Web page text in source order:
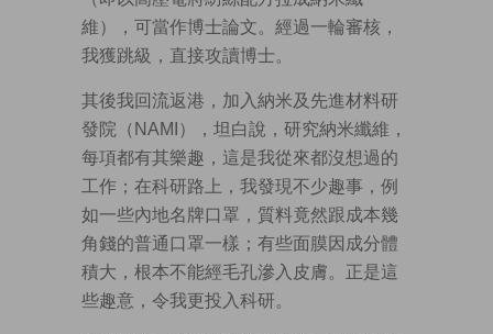
維），可當作博士論文。經過一輪審核，
我獲跳級，直接攻讀博士。
其後我回流返港，加入納米及先進材料研
發院（NAMI），坦白說，研究納米纖維，
每項都有其樂趣，這是我從來都沒想過的
工作；在科研路上，我發現不少趣事，例
如一些內地名牌口罩，質料竟然跟成本幾
角錢的普通口罩一樣；有些面膜因成分體
積大，根本不能經毛孔滲入皮膚。正是這
些趣意，令我更投入科研。